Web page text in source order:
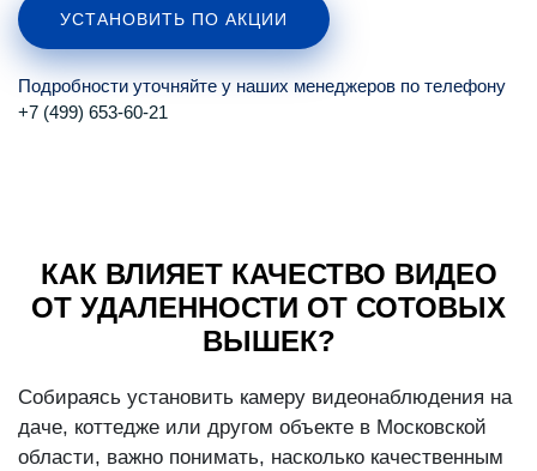
УСТАНОВИТЬ ПО АКЦИИ
Подробности уточняйте у наших менеджеров по телефону
+7 (499) 653-60-21
КАК ВЛИЯЕТ КАЧЕСТВО ВИДЕО
ОТ УДАЛЕННОСТИ ОТ СОТОВЫХ
ВЫШЕК?
Собираясь установить камеру видеонаблюдения на
даче, коттедже или другом объекте в Московской
области, важно понимать, насколько качественным